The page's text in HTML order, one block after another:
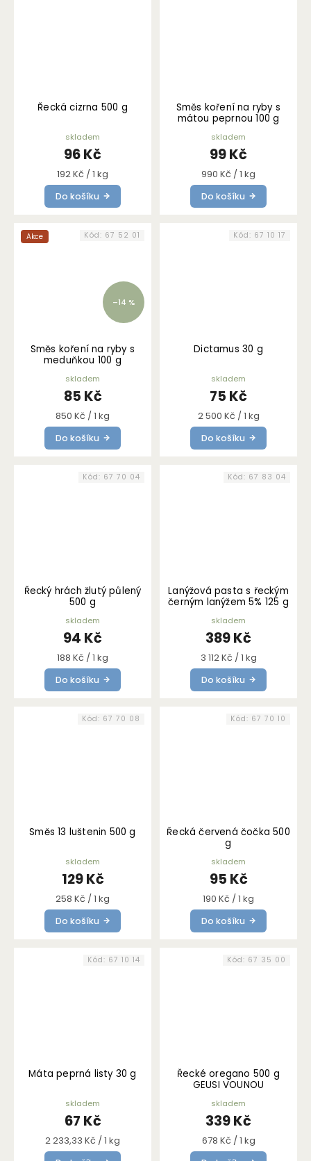
Řecká cizrna 500 g
skladem
96 Kč
Měrná
cena:
192 Kč / 1 kg
Do košíku
Směs koření na ryby s
mátou peprnou 100 g
skladem
99 Kč
Měrná
cena:
990 Kč / 1 kg
Do košíku
Akce
–14 %
Směs koření na ryby s
meduňkou 100 g
skladem
85 Kč
Měrná
cena:
850 Kč / 1 kg
Do košíku
Kód: 67 52 01
Dictamus 30 g
skladem
75 Kč
Měrná
cena:
2 500 Kč / 1 kg
Do košíku
Kód: 67 10 17
Řecký hrách žlutý půlený
500 g
skladem
94 Kč
Měrná
cena:
188 Kč / 1 kg
Do košíku
Kód: 67 70 04
Lanýžová pasta s řeckým
černým lanýžem 5% 125 g
skladem
389 Kč
Měrná
cena:
3 112 Kč / 1 kg
Do košíku
Kód: 67 83 04
Směs 13 luštenin 500 g
skladem
129 Kč
Měrná
cena:
258 Kč / 1 kg
Do košíku
Kód: 67 70 08
Řecká červená čočka 500
g
skladem
95 Kč
Měrná
cena:
190 Kč / 1 kg
Do košíku
Kód: 67 70 10
Máta peprná listy 30 g
skladem
67 Kč
Měrná
cena:
2 233,33 Kč / 1 kg
Kód: 67 10 14
Řecké oregano 500 g
GEUSI VOUNOU
skladem
339 Kč
Měrná
cena:
678 Kč / 1 kg
Kód: 67 35 00